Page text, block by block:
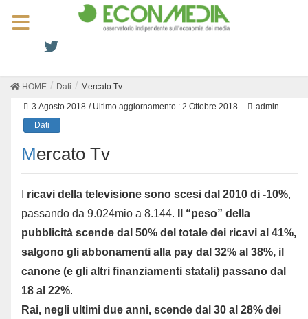
HOME Dati Mercato Tv
3 Agosto 2018 / Ultimo aggiornamento : 2 Ottobre 2018
admin
Dati
Mercato Tv
ricavi della televisione sono scesi dal 2010 di -10%,
passando da 9.024mio a 8.144.
Il “peso” della
pubblicità scende dal 50% del totale dei ricavi al 41%,
salgono gli abbonamenti alla pay dal 32% al 38%, il
canone (e gli altri finanziamenti statali) passano dal
18 al 22%.
Rai, negli ultimi due anni, scende dal 30 al 28% dei